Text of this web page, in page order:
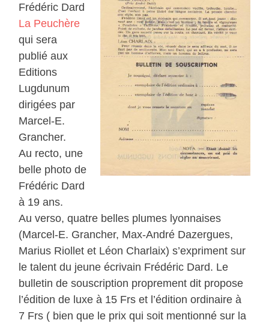
Frédéric Dard
La Peuchère
qui sera
publié aux
Editions
Lugdunum
dirigées par
Marcel-E.
Grancher.
Au recto, une
belle photo de
Frédéric Dard
à 19 ans.
Au verso, quatre belles plumes lyonnaises
(Marcel-E. Grancher, Max-André Dazergues,
Marius Riollet et Léon Charlaix) s’expriment sur
le talent du jeune écrivain Frédéric Dard. Le
bulletin de souscription proprement dit propose
l’édition de luxe à 15 Frs et l’édition ordinaire à
7 Frs ( bien que le prix qui soit mentionné sur la